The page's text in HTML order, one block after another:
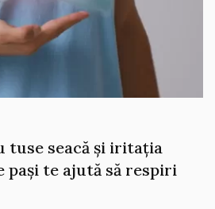
tuse seacă și iritația
pași te ajută să respiri